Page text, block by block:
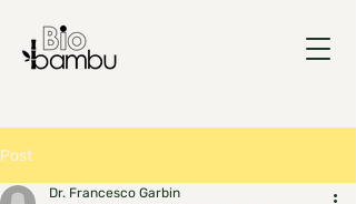
Post
Dr. Francesco Garbin